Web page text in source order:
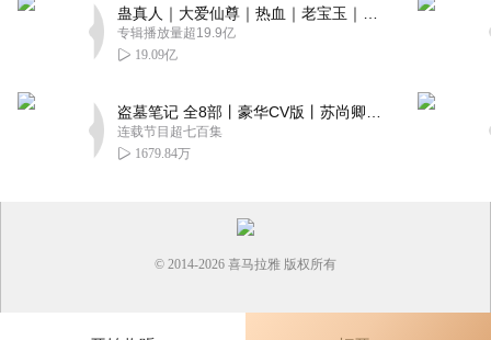
专辑播放量超19.9亿
19.09亿
连载节目超七百集
1679.84万
© 2014-2026 喜马拉雅 版权所有